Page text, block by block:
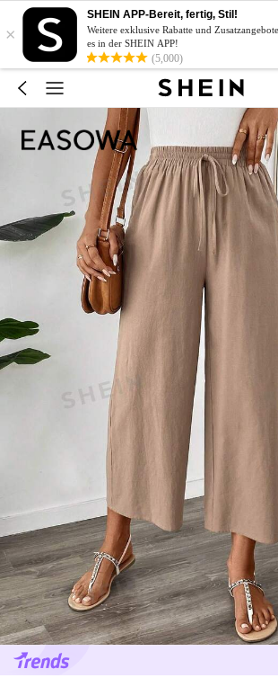
×
SHEIN APP-Bereit, fertig, Stil!
Weitere exklusive Rabatte und
es in der SHEIN APP!
(5,000)